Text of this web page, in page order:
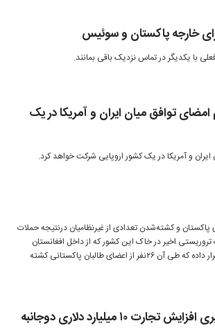
خارجه پاکستان و سوئیس
با یکدیگر در تماس نزدیک باقی بمانند.
توافق میان ایران و آمریکا در یک
و آمریکا در یک کشور اروپایی شرکت خواهد کرد.
و کشته‌شدن تعدادی از غیرنظامیان درنتیجه حملات
اخیر در خاک این کشور که از داخل افغانستان
طراحی شده بود چهارلانه تروریستی را در خاک افغانستان هدف قرار داده که طی آن ۲۶نفر از اعضای طالبان پاکستانی کشته
میلیارد دلاری دوجانبه